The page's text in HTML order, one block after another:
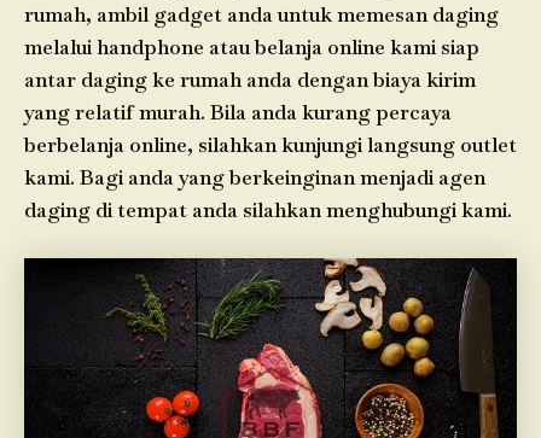
rumah, ambil gadget anda untuk memesan daging
melalui handphone atau belanja online kami siap
antar daging ke rumah anda dengan biaya kirim
yang relatif murah. Bila anda kurang percaya
berbelanja online, silahkan kunjungi langsung outlet
kami. Bagi anda yang berkeinginan menjadi agen
daging di tempat anda silahkan menghubungi kami.